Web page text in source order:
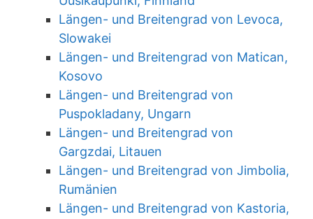
Längen- und Breitengrad von Levoca,
Slowakei
Längen- und Breitengrad von Matican,
Kosovo
Längen- und Breitengrad von
Puspokladany, Ungarn
Längen- und Breitengrad von
Gargzdai, Litauen
Längen- und Breitengrad von Jimbolia,
Rumänien
Längen- und Breitengrad von Kastoria,